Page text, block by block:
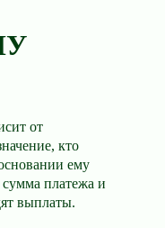
от
кто
ему
сумма платежа и
выплаты.